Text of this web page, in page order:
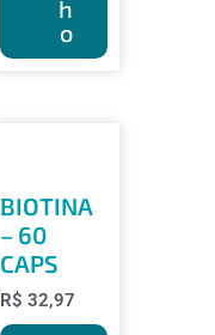
h
o
BIOTINA
– 60
CAPS
R$ 32,97